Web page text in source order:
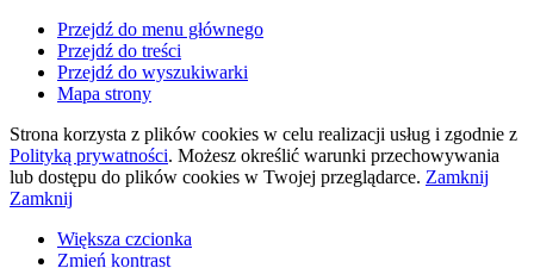
Przejdź do menu głównego
Przejdź do treści
Przejdź do wyszukiwarki
Mapa strony
Strona korzysta z plików cookies w celu realizacji usług i zgodnie z
Polityką prywatności. Możesz określić warunki przechowywania
lub dostępu do plików cookies w Twojej przeglądarce. Zamknij
Zamknij
Większa czcionka
Zmień kontrast